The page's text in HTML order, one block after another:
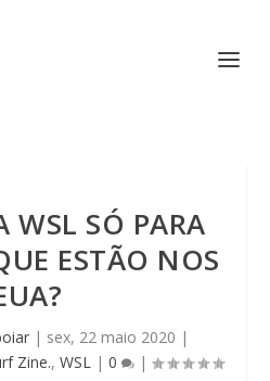
WSL SÓ PARA
ESTÃO NOS
| sex, 22 maio 2020 |
Zine., WSL| 0 |